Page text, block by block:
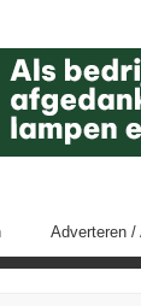
Adverteren /